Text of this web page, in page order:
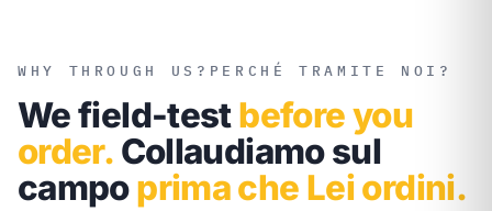
WHY THROUGH US? PERCHÉ TRAMITE NOI?
We field-testbefore you
order. Collaudiamo sul
campoprima che Lei ordini.